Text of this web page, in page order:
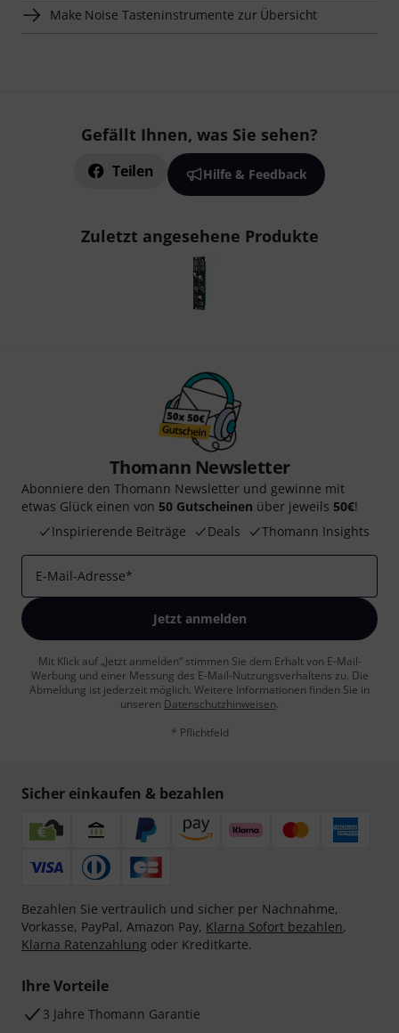
Make Noise Tasteninstrumente zur Übersicht
Gefällt Ihnen, was Sie sehen?
Teilen Hilfe & Feedback
Zuletzt angesehene Produkte
Thomann Newsletter
Abonniere den Thomann Newsletter und gewinne mit
etwas Glück einen von 50 Gutscheinen über jeweils 50€!
Inspirierende Beiträge
Deals Thomann Insights
E-Mail-Adresse*
Jetzt anmelden
Mit Klick auf „Jetzt anmelden“ stimmen Sie dem Erhalt von E-Mail-
Werbung und einer Messung des E-Mail-Nutzungsverhaltens zu. Die
Abmeldung ist jederzeit möglich. Weitere Informationen finden Sie in
unseren Datenschutzhinweisen.
* Pflichtfeld
Sicher einkaufen & bezahlen
Bezahlen Sie vertraulich und sicher per Nachnahme,
Vorkasse, PayPal, Amazon Pay, Klarna Sofort bezahlen,
Klarna Ratenzahlung oder Kreditkarte.
Ihre Vorteile
3 Jahre Thomann Garantie